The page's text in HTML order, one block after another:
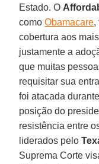
Estado. O
comoObamacare,
cobertura aos
justamente a
que muitas
requisitar sua
foi atacada
posição do
resistência entre
liderados pelo
Suprema Corte